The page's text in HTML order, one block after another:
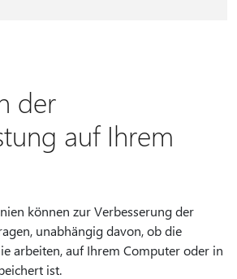
der
auf Ihrem
können zur Verbesserung der
unabhängig davon, ob die
arbeiten, auf Ihrem Computer oder in
ist.